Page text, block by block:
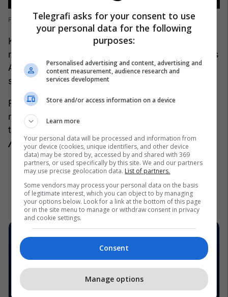
Foto: NBC
Kanye West u pa me vajzën e tij North duke parë
ndeshjen e Cincinnati Bengals në përballje me Los
Angeles Rams në kulmin e sezonit NFL 2021 në
stadiumin So-Fi.
Reperi dhe producenti kontrovers u filmua duke
mbajtur një maskë të zezë që mbulonte fytyrën e
tij, ndërsa ishte ulur me North dhe Antonio Broën.
/Telegrafi/
Telegrafi asks for your consent to use
your personal data for the following
purposes:
Personalised advertising and content, advertising and
content measurement, audience research and
services development
Store and/or access information on a device
Learn more
Your personal data will be processed and information from
your device (cookies, unique identifiers, and other device
data) may be stored by, accessed by and shared with 369
partners, or used specifically by this site. We and our partners
may use precise geolocation data. List of partners.
Some vendors may process your personal data on the basis
of legitimate interest, which you can object to by managing
your options below. Look for a link at the bottom of this page
or in the site menu to manage or withdraw consent in privacy
and cookie settings.
Consent
Manage options